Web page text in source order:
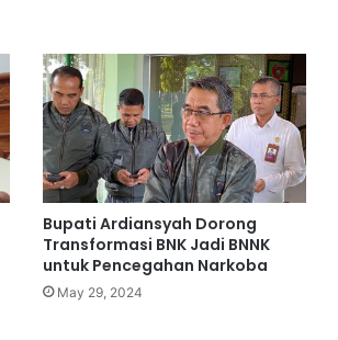
Bupati Ardiansyah Dorong
Transformasi BNK Jadi BNNK
untuk Pencegahan Narkoba
May 29, 2024